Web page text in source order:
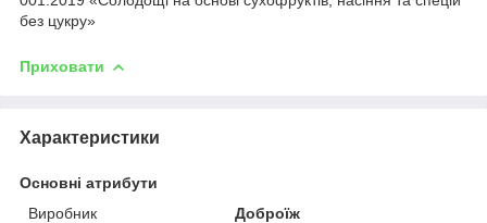
без цукру»
Приховати
Характеристики
Основні атрибути
Виробник
Доброїж